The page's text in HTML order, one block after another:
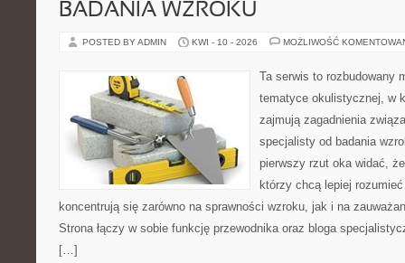
BADANIA WZROKU
POSTED BY ADMIN KWI - 10 - 2026 MOŻLIWOŚĆ
Ta serwis to rozbudowany
tematyce okulistycznej, w
zajmują zagadnienia
specjalisty od badania
pierwszy rzut oka widać,
którzy chcą lepiej
koncentrują się zarówno na sprawności wzroku, jak i na
Strona łączy w sobie funkcję przewodnika oraz bloga
[…]